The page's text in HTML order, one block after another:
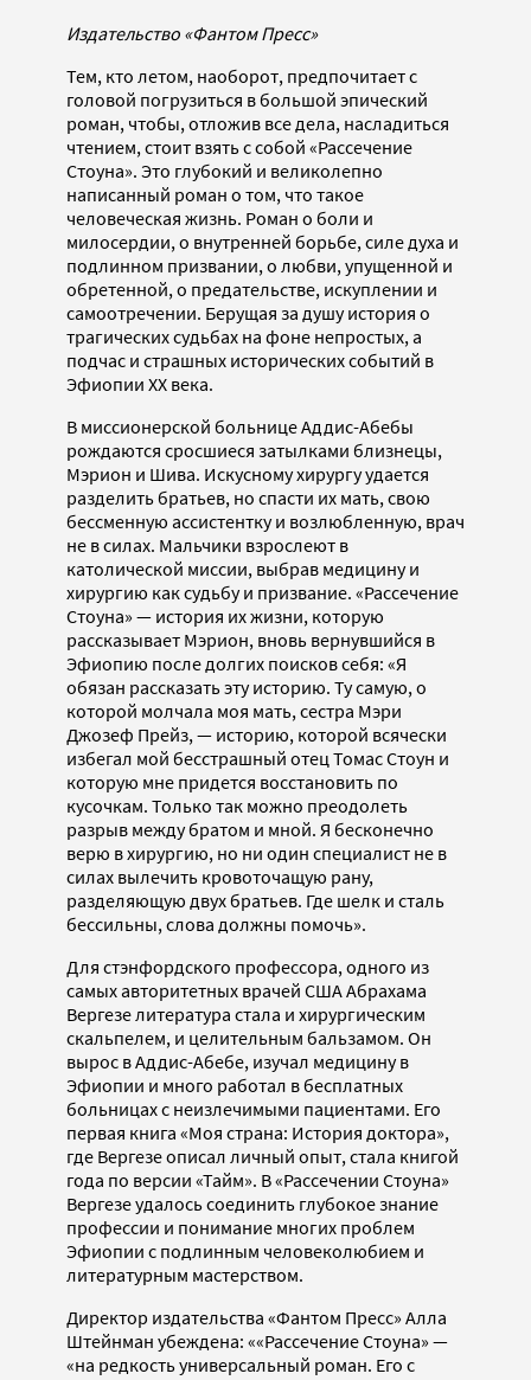
Издательство «Фантом Пресс»
Тем, кто летом, наоборот, предпочитает с
головой погрузиться в большой эпический
роман, чтобы, отложив все дела, насладиться
чтением, стоит взять с собой «Рассечение
Стоуна». Это глубокий и великолепно
написанный роман о том, что такое
человеческая жизнь. Роман о боли и
милосердии, о внутренней борьбе, силе духа и
подлинном призвании, о любви, упущенной и
обретенной, о предательстве, искуплении и
самоотречении. Берущая за душу история о
трагических судьбах на фоне непростых, а
подчас и страшных исторических событий в
Эфиопии ХХ века.
В миссионерской больнице Аддис-Абебы
рождаются сросшиеся затылками близнецы,
Мэрион и Шива. Искусному хирургу удается
разделить братьев, но спасти их мать, свою
бессменную ассистентку и возлюбленную, врач
не в силах. Мальчики взрослеют в
католической миссии, выбрав медицину и
хирургию как судьбу и призвание. «Рассечение
Стоуна» — история их жизни, которую
рассказывает Мэрион, вновь вернувшийся в
Эфиопию после долгих поисков себя: «Я
обязан рассказать эту историю. Ту самую, о
которой молчала моя мать, сестра Мэри
Джозеф Прейз, — историю, которой всячески
избегал мой бесстрашный отец Томас Стоун и
которую мне придется восстановить по
кусочкам. Только так можно преодолеть
разрыв между братом и мной. Я бесконечно
верю в хирургию, но ни один специалист не в
силах вылечить кровоточащую рану,
разделяющую двух братьев. Где шелк и сталь
бессильны, слова должны помочь».
Для стэнфордского профессора, одного из
самых авторитетных врачей США Абрахама
Вергезе литература стала и хирургическим
скальпелем, и целительным бальзамом. Он
вырос в Аддис-Абебе, изучал медицину в
Эфиопии и много работал в бесплатных
больницах с неизлечимыми пациентами. Его
первая книга «Моя страна: История доктора»,
где Вергезе описал личный опыт, стала книгой
года по версии «Тайм». В «Рассечении Стоуна»
Вергезе удалось соединить глубокое знание
профессии и понимание многих проблем
Эфиопии с подлинным человеколюбием и
литературным мастерством.
Директор издательства «Фантом Пресс» Алла
Штейнман убеждена: ««Рассечение Стоуна» —
«на редкость универсальный роман. Его с